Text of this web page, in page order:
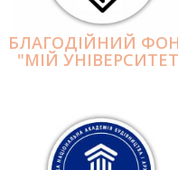
БЛАГОДІЙНИЙ
"МІЙ